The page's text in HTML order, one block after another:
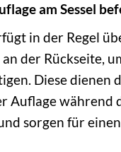
am Sessel
in der Regel
der Rückseite,
Diese dienen
Auflage während
sorgen für